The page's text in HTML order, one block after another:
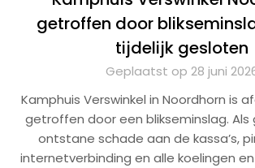
getroffen door
tijdelijk gesloten
Geplaatst op 28 juni
Kamphuis Verswinkel in Noordhorn is
getroffen door een blikseminslag. Als
ontstane schade aan de kassa’s,
internetverbinding en alle koelingen